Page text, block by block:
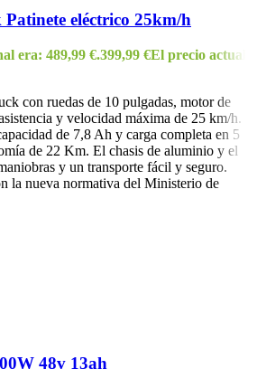
eléctrico 25km/h
era: 489,99 €.399,99 €El precio actual
con ruedas de 10 pulgadas, motor de
y velocidad máxima de 25 km/h.
de 7,8 Ah y carga completa en 5
de 22 Km. El chasis de aluminio y el
y un transporte fácil y seguro.
la nueva normativa del Ministerio de
48v 13ah